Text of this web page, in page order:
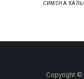
СИМОНА
Copyright ©